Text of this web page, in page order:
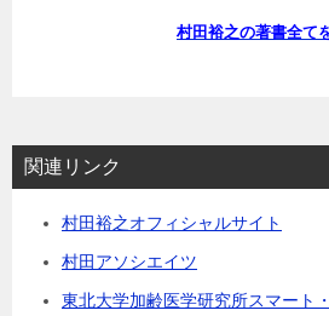
村田裕之の著書全て
関連リンク
村田裕之オフィシャルサイト
村田アソシエイツ
東北大学加齢医学研究所スマート